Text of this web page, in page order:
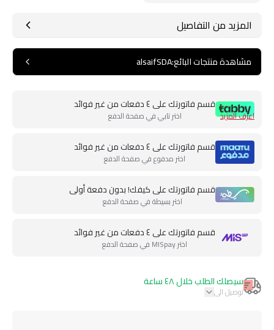
المزيد من التفاصيل
مشاهدة منتجات البائع:
alsaifSDA
قسم فاتورتك على ٤ دفعات من غير فوائد
اختر تابي في صفحة الدفع اعرف المزيد
قسم فاتورتك على ٤ دفعات من غير فوائد
اختر مدفوع في صفحة الدفع
قسم فاتورتك على كيفك! بدون دفعة أولى
اختر بسيطة في صفحة الدفع
قسم فاتورتك على ٤ دفعات من غير فوائد
اختر MISpay في صفحة الدفع
سيصلك الطلب خلال ٤٨ ساعة
توصيل الى